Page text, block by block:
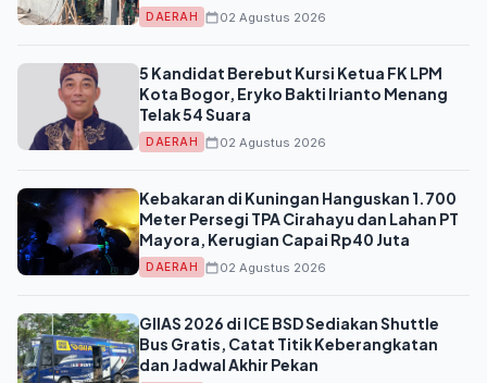
DAERAH 02 Agustus 2026
5 Kandidat Berebut Kursi Ketua FK LPM
Kota Bogor, Eryko Bakti Irianto Menang
Telak 54 Suara
DAERAH 02 Agustus 2026
Kebakaran di Kuningan Hanguskan 1.700
Meter Persegi TPA Cirahayu dan Lahan PT
Mayora, Kerugian Capai Rp40 Juta
DAERAH 02 Agustus 2026
GIIAS 2026 di ICE BSD Sediakan Shuttle
Bus Gratis, Catat Titik Keberangkatan
dan Jadwal Akhir Pekan